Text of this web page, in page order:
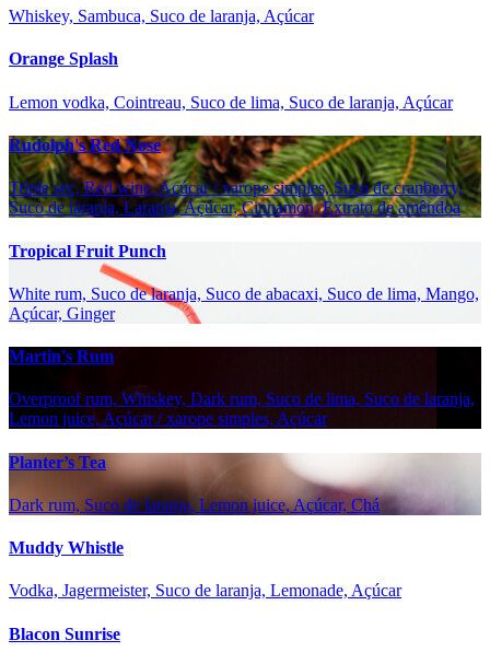
Whiskey, Sambuca, Suco de laranja, Açúcar
Orange Splash
Lemon vodka, Cointreau, Suco de lima, Suco de laranja, Açúcar
Rudolph's Red Nose
Triple sec, Red wine, Açúcar / xarope simples, Suco de cranberry,
Suco de laranja, Laranja, Açúcar, Cinnamon, Extrato de amêndoa
Tropical Fruit Punch
White rum, Suco de laranja, Suco de abacaxi, Suco de lima, Mango,
Açúcar, Ginger
Martin's Rum
Overproof rum, Whiskey, Dark rum, Suco de lima, Suco de laranja,
Lemon juice, Açúcar / xarope simples, Açúcar
Planter’s Tea
Dark rum, Suco de laranja, Lemon juice, Açúcar, Chá
Muddy Whistle
Vodka, Jagermeister, Suco de laranja, Lemonade, Açúcar
Blacon Sunrise